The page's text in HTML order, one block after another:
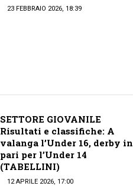
23 FEBBRAIO 2026, 18:39
SETTORE GIOVANILE
Risultati e classifiche: A
valanga l’Under 16, derby in
pari per l’Under 14
(TABELLINI)
12 APRILE 2026, 17:00